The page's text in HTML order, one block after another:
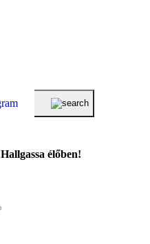
Hallgassa élőben!